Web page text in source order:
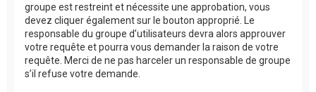
groupe est restreint et nécessite une approbation, vous
devez cliquer également sur le bouton approprié. Le
responsable du groupe d’utilisateurs devra alors approuver
votre requête et pourra vous demander la raison de votre
requête. Merci de ne pas harceler un responsable de groupe
s’il refuse votre demande.